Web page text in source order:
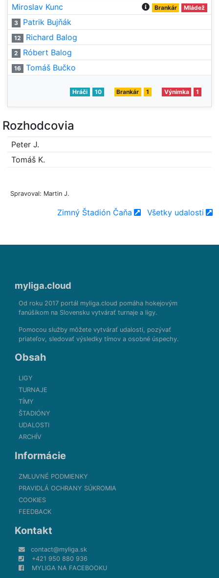
Miroslav Kunc
Brankár Mládež
3 Patrik Bujňák
12 Richard Balog
2 Róbert Balog
16 Tomáš Bučko
Hráči 10 Brankár 1 Výnimka 1
Rozhodcovia
Peter J.
Tomáš K.
Spravoval: Martin J.
Zimný Štadión Čaňa Všetky udalosti
myliga.cloud
Od roku 2017 portál myliga.cloud pomáha hokejovým
fanúšikom na Slovensku vytvárať turnaje a ligy.
Pomocou služby môžete vytvárať udalosti, pozývať
priateľov, sledovať výsledky tímov a osobné úspechy.
Obsah
LIGY
TURNAJE
TÍMY
ŠTADIÓNY
UDALOSTI
ARCHÍV
Informácie
ZMLUVNÉ PODMIENKY
PRAVIDLÁ OCHRANY SÚKROMIA
COOKIES
FEEDBACK
Kontakt
contact@myliga.sk
+421 950 880 936
MYLIGA NA FACEBOOKU